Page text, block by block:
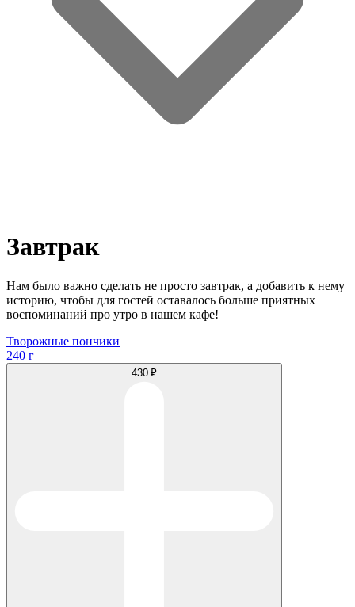
Завтрак
Нам было важно сделать не просто завтрак, а добавить к нему
историю, чтобы для гостей оставалось больше приятных
воспоминаний про утро в нашем кафе!
Творожные пончики
240 г
430 ₽